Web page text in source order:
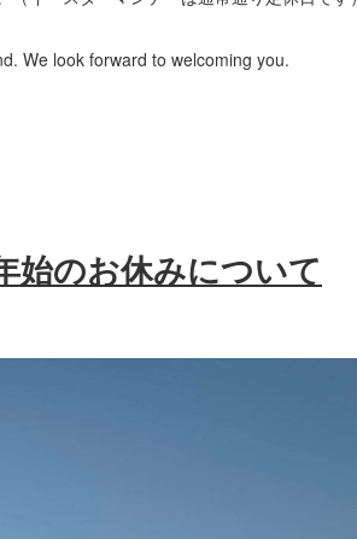
We look forward to welcoming you.
のお休みについて